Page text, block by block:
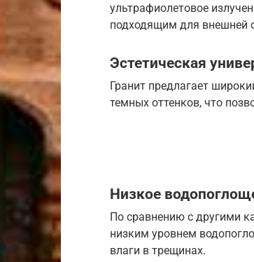
ультрафиолетовое
подходящим для внешней
Эстетическая
Гранит предлагает
темных оттенков, что
Низкое
По сравнению с другими
низким уровнем
влаги в трещинах.